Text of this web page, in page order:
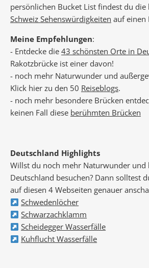
persönlichen Bucket List findest du die
Schweiz Sehenswürdigkeiten auf einen
Meine Empfehlungen:
- Entdecke die 43 schönsten Orte in
Rakotzbrücke ist einer davon!
- noch mehr Naturwunder und
Klick hier zu den 50 Reiseblogs.
- noch mehr besondere Brücken
keinen Fall diese berühmten Brücken
Deutschland Highlights
Willst du noch mehr Naturwunder und
Deutschland besuchen? Dann solltest
auf diesen 4 Webseiten genauer
Schwedenlöcher
Schwarzachklamm
Scheidegger Wasserfälle
Kuhflucht Wasserfälle